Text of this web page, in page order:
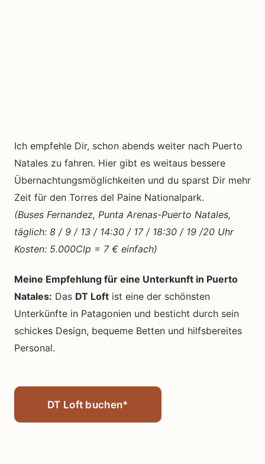
Ich empfehle Dir, schon abends weiter nach Puerto
Natales zu fahren. Hier gibt es weitaus bessere
Übernachtungsmöglichkeiten und du sparst Dir mehr
Zeit für den Torres del Paine Nationalpark.
(Buses Fernandez, Punta Arenas-Puerto Natales,
täglich: 8 / 9 / 13 / 14:30 / 17 / 18:30 / 19 /20 Uhr
Kosten: 5.000Clp = 7 € einfach)
Meine Empfehlung für eine Unterkunft in Puerto
Natales: Das DT Loft ist eine der schönsten
Unterkünfte in Patagonien und besticht durch sein
schickes Design, bequeme Betten und hilfsbereites
Personal.
DT Loft buchen*